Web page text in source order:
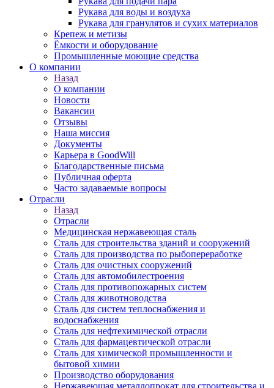
Рукава для воды и воздуха
Рукава для гранулятов и сухих материалов
Крепеж и метизы
Ёмкости и оборудование
Промышленные моющие средства
О компании
Назад
О компании
Новости
Вакансии
Отзывы
Наша миссия
Документы
Карьера в GoodWill
Благодарственные письма
Публичная оферта
Часто задаваемые вопросы
Отрасли
Назад
Отрасли
Медицинcкая нержавеющая сталь
Сталь для строительства зданий и сооружений
Сталь для производства по рыбопереработке
Сталь для очистных сооружений
Сталь для автомобилестроения
Сталь для противопожарных систем
Сталь для животноводства
Сталь для систем теплоснабжения и
водоснабжения
Сталь для нефтехимической отрасли
Сталь для фармацевтической отрасли
Сталь для химической промышленности и
бытовой химии
Производство оборудования
Нержавеющая металлопрокат для строительства и